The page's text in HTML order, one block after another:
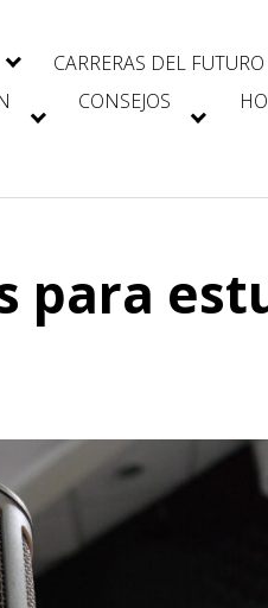
CARRERAS DEL FUTURO
CONSEJOS
para